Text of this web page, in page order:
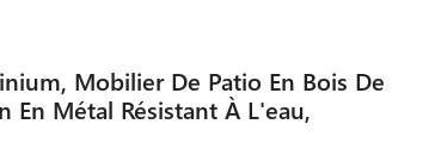
Mobilier De Patio En Bois De
En Métal Résistant À L'eau,